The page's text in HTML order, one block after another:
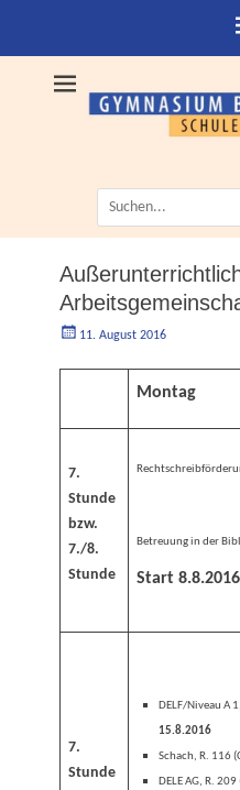
Suche
nach:
Geschrieben
11. August 2016
Montag
7.
Stunde
bzw.
7./8.
Stunde
Betreuung in der
Start 8.8.2016
7.
Stunde
DELF/Niveau A
15.8.2016
Schach, R. 116
DELE AG, R.